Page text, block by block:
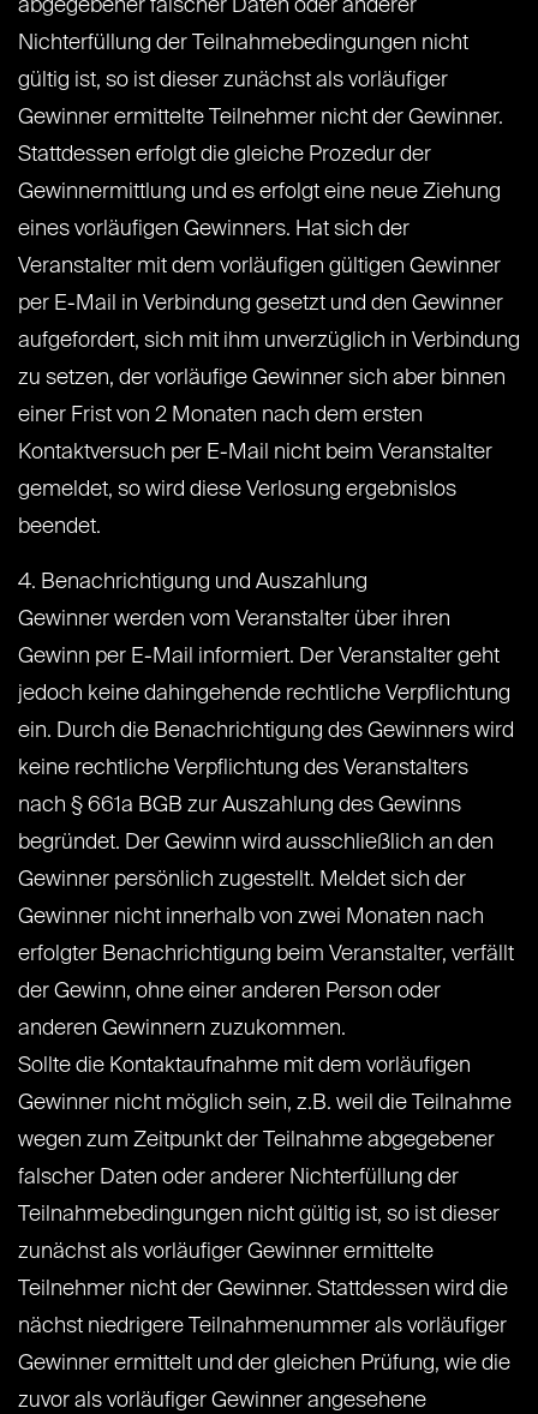
abgegebener falscher Daten oder anderer
Nichterfüllung der Teilnahmebedingungen nicht
gültig ist, so ist dieser zunächst als vorläufiger
Gewinner ermittelte Teilnehmer nicht der Gewinner.
Stattdessen erfolgt die gleiche Prozedur der
Gewinnermittlung und es erfolgt eine neue Ziehung
eines vorläufigen Gewinners. Hat sich der
Veranstalter mit dem vorläufigen gültigen Gewinner
per E-Mail in Verbindung gesetzt und den Gewinner
aufgefordert, sich mit ihm unverzüglich in Verbindung
zu setzen, der vorläufige Gewinner sich aber binnen
einer Frist von 2 Monaten nach dem ersten
Kontaktversuch per E-Mail nicht beim Veranstalter
gemeldet, so wird diese Verlosung ergebnislos
beendet.
4. Benachrichtigung und Auszahlung
Gewinner werden vom Veranstalter über ihren
Gewinn per E-Mail informiert. Der Veranstalter geht
jedoch keine dahingehende rechtliche Verpflichtung
ein. Durch die Benachrichtigung des Gewinners wird
keine rechtliche Verpflichtung des Veranstalters
nach § 661a BGB zur Auszahlung des Gewinns
begründet. Der Gewinn wird ausschließlich an den
Gewinner persönlich zugestellt. Meldet sich der
Gewinner nicht innerhalb von zwei Monaten nach
erfolgter Benachrichtigung beim Veranstalter, verfällt
der Gewinn, ohne einer anderen Person oder
anderen Gewinnern zuzukommen.
Sollte die Kontaktaufnahme mit dem vorläufigen
Gewinner nicht möglich sein, z.B. weil die Teilnahme
wegen zum Zeitpunkt der Teilnahme abgegebener
falscher Daten oder anderer Nichterfüllung der
Teilnahmebedingungen nicht gültig ist, so ist dieser
zunächst als vorläufiger Gewinner ermittelte
Teilnehmer nicht der Gewinner. Stattdessen wird die
nächst niedrigere Teilnahmenummer als vorläufiger
Gewinner ermittelt und der gleichen Prüfung, wie die
zuvor als vorläufiger Gewinner angesehene